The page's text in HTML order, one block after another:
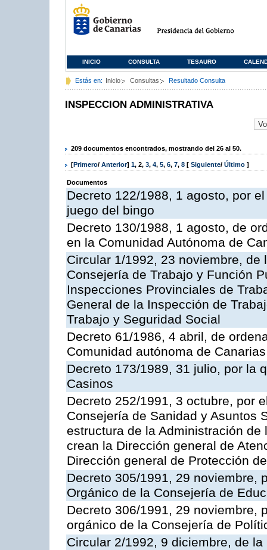
INICIO CONSULTA TESAURO
Estás en: Inicio Consultas Resultado Consulta
INSPECCION ADMINISTRATIVA
209 documentos encontrados, mostrando del 26 al 50.
[Primero/ Anterior] 1, 2, 3, 4, 5, 6, 7, 8 [ Siguiente/ Último ]
Documentos
Decreto 122/1988, 1 agosto, por
juego del bingo
Decreto 130/1988, 1 agosto, de
en la Comunidad Autónoma de
Circular 1/1992, 23 noviembre,
Consejería de Trabajo y Función
Inspecciones Provinciales de
General de la Inspección de
Trabajo y Seguridad Social
Decreto 61/1986, 4 abril, de
Comunidad autónoma de Canarias
Decreto 173/1989, 31 julio, por la
Casinos
Decreto 252/1991, 3 octubre, por
Consejería de Sanidad y Asuntos
estructura de la Administración
crean la Dirección general de
Dirección general de Protección
Decreto 305/1991, 29 noviembre,
Orgánico de la Consejería de
Decreto 306/1991, 29 noviembre,
orgánico de la Consejería de
Circular 2/1992, 9 diciembre, de